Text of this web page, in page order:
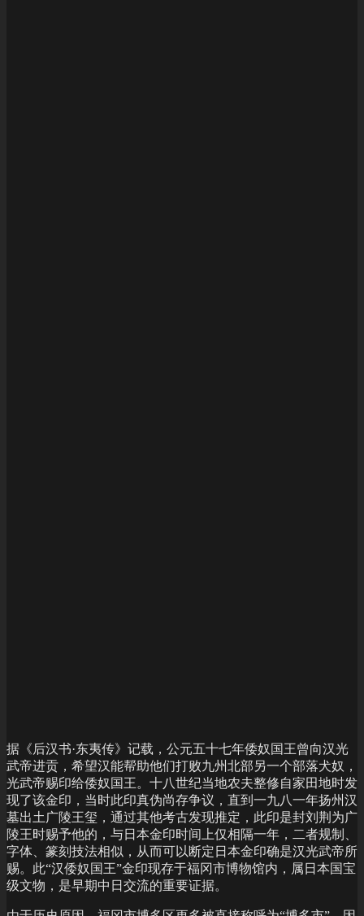
据《后汉书·东夷传》记载，公元五十七年倭奴国王曾向汉光
武帝进贡，希望汉能帮助他们打败九州北部另一个部落犬奴，
光武帝赐印给倭奴国王。十八世纪当地农夫整修自家田地时发
现了该金印，当时此印真伪尚存争议，直到一九八一年扬州汉
墓出土广陵王玺，通过其他考古发现推定，此印是封刘荆为广
陵王时赐予他的，与日本金印时间上仅相隔一年，二者规制、
字体、篆刻技法相似，从而可以断定日本金印确是汉光武帝所
赐。此“汉倭奴国王”金印现存于福冈市博物馆内，属日本国宝
级文物，是早期中日交流的重要证据。